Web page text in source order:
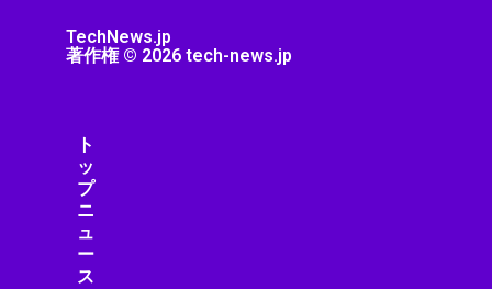
TechNews.jp
著作権 © 2026 tech-news.jp
ト
ッ
プ
ニ
ュ
ー
ス